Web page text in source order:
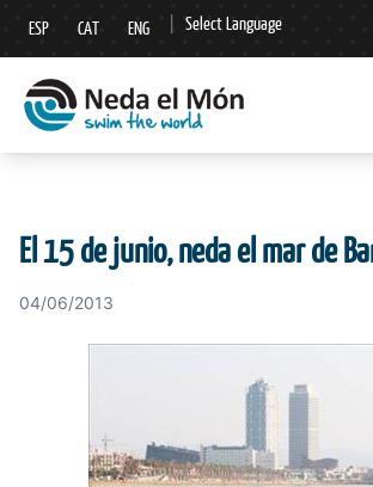
ESP CAT ENG Select Language
▼
El 15 de junio, neda el mar de
04/06/2013